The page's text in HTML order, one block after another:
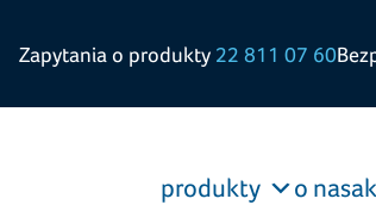
Zapytania o produkty 22 811 07 60
produkty o nas